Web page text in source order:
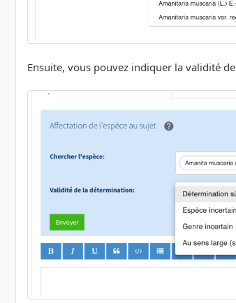
Ensuite, vous pouvez indiquer la validité